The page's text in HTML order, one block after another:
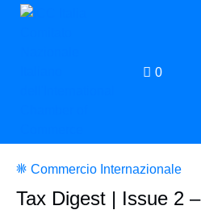
0
Commercio Internazionale
Tax Digest | Issue 2